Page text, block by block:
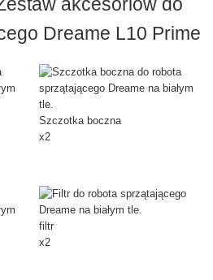
Dreame L10 Prime
Szczotka boczna
x2
filtr
x2